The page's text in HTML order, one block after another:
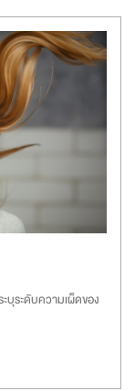
บุระดับความเผ็ดของ